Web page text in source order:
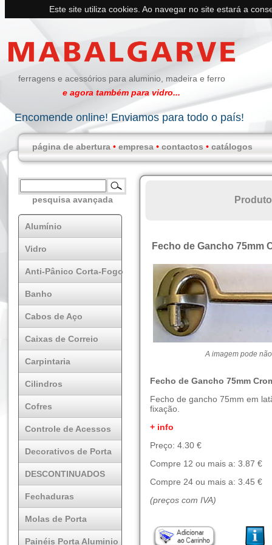
Este site utiliza cookies. Ao navegar no site estará a
ferragens e acessórios para aluminio, madeira e ferro
e agora também para vidro...
Encomende online! Enviamos para todo o país!
página de abertura • empresa • contactos • catálogos
pesquisa avançada
Alumínio
Vidro
Anti-Pânico Corta-Fogo
Banho
Cabos de Aço
Caixas de Correio
Carpintaria
Cilindros
Cofres
Controle de Acessos
Decorativos de Porta
DESCONTINUADOS
Fechaduras
Molas de Porta
Painéis Porta Aluminio
Fecho de Gancho 75mm
A imagem pode
Fecho de Gancho 75mm
Fecho de gancho 75mm em
fixação.
+ info
Preço: 4.30 €
Compre 12 ou mais a: 3.87 €
Compre 24 ou mais a: 3.45 €
(preços com IVA)